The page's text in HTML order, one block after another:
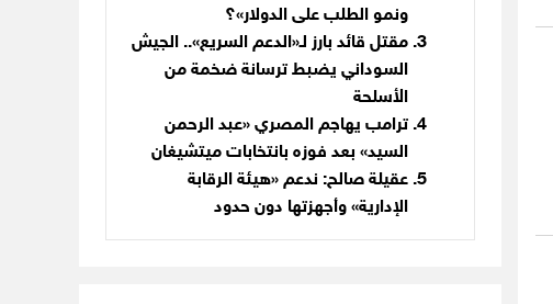
ونمو الطلب على الدولار»؟
مقتل قائد بارز لـ«الدعم السريع».. الجيش
السوداني يضبط ترسانة ضخمة من
الأسلحة
ترامب يهاجم المصري «عبد الرحمن
السيد» بعد فوزه بانتخابات ميتشيغان
عقيلة صالح: ندعم «هيئة الرقابة
الإدارية» وأجهزتها دون حدود